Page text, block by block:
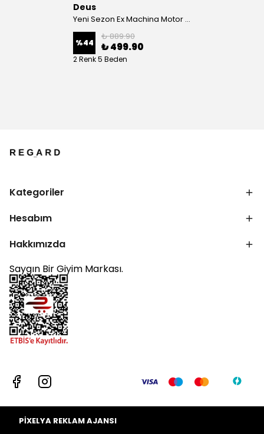
Deus
Yeni Sezon Ex Machina Motor Cycles T-shirt
%44
₺ 889.90
₺ 499.90
2 Renk 5 Beden
Kategoriler
Hesabım
Hakkımızda
Saygın Bir Giyim Markası.
PİXELYA REKLAM AJANSI